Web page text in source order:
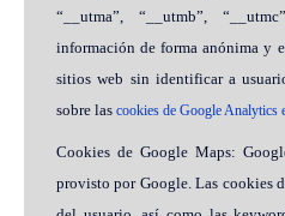
“__utma”, “__utmb”,
información de forma anónima y
sitios web sin identificar a
sobre las cookies de Google Analytics
Cookies de Google Maps:
provisto por Google. Las cookies